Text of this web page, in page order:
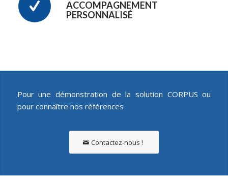
ACCOMPAGNEMENT
PERSONNALISÉ
Pour une démonstration de la solution CORPUS ou
pour connaître nos références
Contactez-nous !